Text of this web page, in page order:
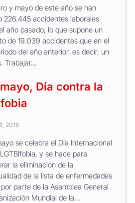
y mayo de este año se han
226.445 accidentes laborales
año pasado, lo que supone un
de 19.039 accidentes que en el
del año anterior, es decir, un
Trabajar...
Día contra la
2016
se celebra el Día Internacional
y se hace para
la eliminación de la
de la lista de enfermedades
parte de la Asamblea General
Mundial de la...